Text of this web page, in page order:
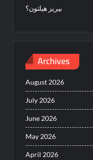
بيريز هيلتون؟
Archives
August 2026
July 2026
June 2026
May 2026
April 2026